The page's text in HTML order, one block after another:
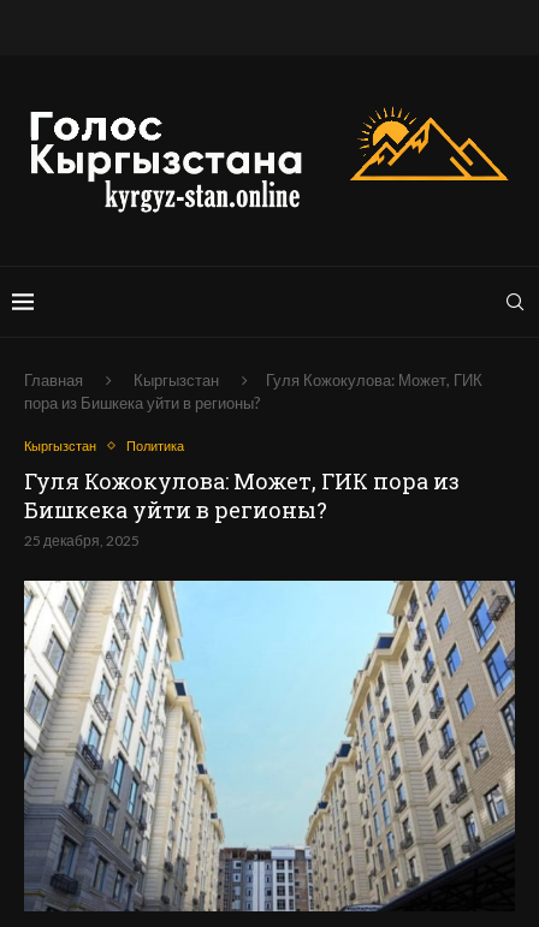
Главная Кыргызстан
Гуля Кожокулова: Может, ГИК
пора из Бишкека уйти в регионы?
Кыргызстан Политика
Гуля Кожокулова: Может, ГИК пора из
Бишкека уйти в регионы?
25 декабря, 2025